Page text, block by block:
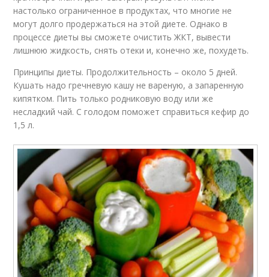
настолько ограниченное в продуктах, что многие не
могут долго продержаться на этой диете. Однако в
процессе диеты вы сможете очистить ЖКТ, вывести
лишнюю жидкость, снять отеки и, конечно же, похудеть.
Принципы диеты. Продолжительность – около 5 дней.
Кушать надо гречневую кашу не вареную, а запаренную
кипятком. Пить только родниковую воду или же
несладкий чай. С голодом поможет справиться кефир до
1,5 л.